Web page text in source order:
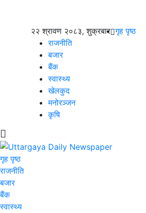
२२ श्रावण २०८३, शुक्रबार गृह पृष्ठ
राजनीति
बजार
बैंक
स्वास्थ्य
खेलकुद
मनोरञ्जन
कृषि
गृह पृष्ठ
राजनीति
बजार
बैंक
स्वास्थ्य